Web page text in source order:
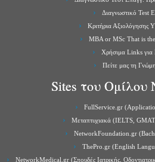
Διαγνωστικό Test
Κριτήρια Αξιολόγησης
MBA or MSc That is
Χρήσιμα Links
Πείτε μας τη
Sites του Ομίλου
FullService.gr
Μεταπτυχιακά (IELTS,
NetworkFoundation.gr
ThePro.gr (English
NetworkMedical.gr (Σπουδές Ιατρικής,